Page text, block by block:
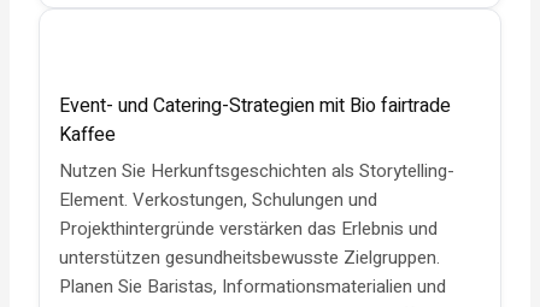
Event- und Catering-Strategien mit Bio fairtrade
Kaffee
Nutzen Sie Herkunftsgeschichten als Storytelling-
Element. Verkostungen, Schulungen und
Projekthintergründe verstärken das Erlebnis und
unterstützen gesundheitsbewusste Zielgruppen.
Planen Sie Baristas, Informationsmaterialien und